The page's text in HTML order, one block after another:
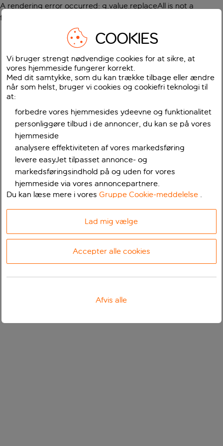
A rendering error occurred: g.value.replaceAll is not a
function
COOKIES
Vi bruger strengt nødvendige cookies for at sikre, at
vores hjemmeside fungerer korrekt.
Med dit samtykke, som du kan trække tilbage eller ændre
når som helst, bruger vi cookies og cookiefri teknologi til
at:
forbedre vores hjemmesides ydeevne og funktionalitet
personliggøre tilbud i de annoncer, du kan se på vores
hjemmeside
analysere effektiviteten af vores markedsføring
levere easyJet tilpasset annonce- og
markedsføringsindhold på og uden for vores
hjemmeside via vores annoncepartnere.
Du kan læse mere i voresGruppe Cookie-meddelelse .
Lad mig vælge
Accepter alle cookies
Afvis alle